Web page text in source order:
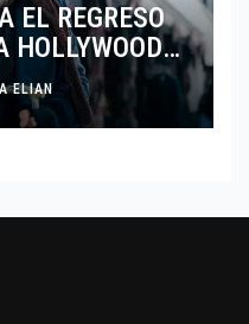
EL REGRESO
HOLLYWOOD
EL CINE
ELIAN